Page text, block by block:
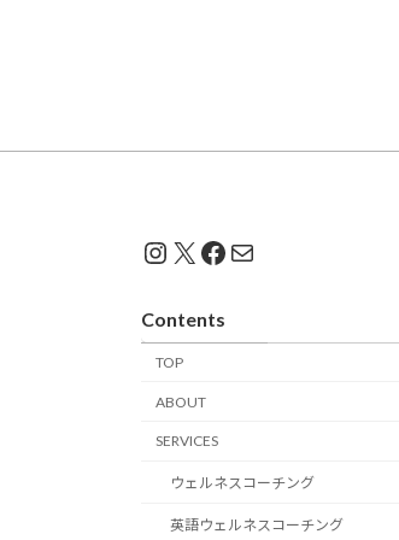
Instagram
X Facebook
メール
Contents
TOP
ABOUT
SERVICES
ウェルネスコーチング
英語ウェルネスコーチング